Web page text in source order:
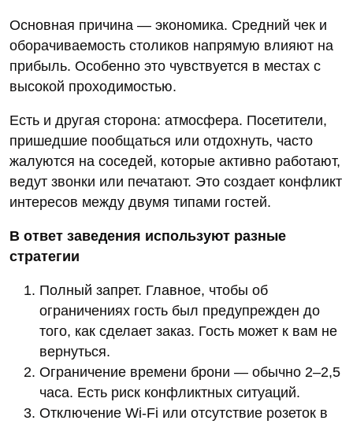
Основная причина — экономика. Средний чек и
оборачиваемость столиков напрямую влияют на
прибыль. Особенно это чувствуется в местах с
высокой проходимостью.
Есть и другая сторона: атмосфера. Посетители,
пришедшие пообщаться или отдохнуть, часто
жалуются на соседей, которые активно работают,
ведут звонки или печатают. Это создает конфликт
интересов между двумя типами гостей.
В ответ заведения используют разные
стратегии
Полный запрет. Главное, чтобы об
ограничениях гость был предупрежден до
того, как сделает заказ. Гость может к вам не
вернуться.
Ограничение времени брони — обычно 2–2,5
часа. Есть риск конфликтных ситуаций.
Отключение Wi-Fi или отсутствие розеток в